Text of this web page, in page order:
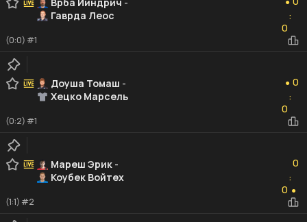
Гаврда Леос
:
0
(0:0) #1
Доуша Томаш -
Хецко Марсель
● 0
:
0
(0:2) #1
Мареш Эрик -
Коубек Войтех
0
:
0 ●
(1:1) #2